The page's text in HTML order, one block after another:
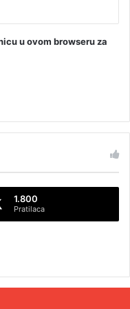
u ovom browseru za
1.800
Pratilaca